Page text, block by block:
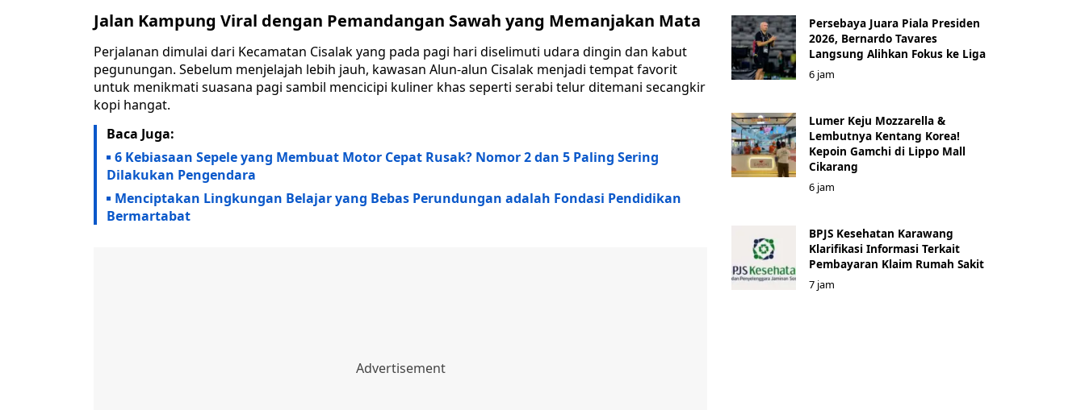
Jalan Kampung Viral dengan Pemandangan Sawah yang Memanjakan Mata
Perjalanan dimulai dari Kecamatan Cisalak yang pada pagi hari diselimuti udara dingin dan kabut
pegunungan. Sebelum menjelajah lebih jauh, kawasan Alun-alun Cisalak menjadi tempat favorit
untuk menikmati suasana pagi sambil mencicipi kuliner khas seperti serabi telur ditemani secangkir
kopi hangat.
Baca Juga:
6 Kebiasaan Sepele yang Membuat Motor Cepat Rusak? Nomor 2 dan 5 Paling Sering
Dilakukan Pengendara
‎Menciptakan Lingkungan Belajar yang Bebas Perundungan adalah Fondasi Pendidikan
Bermartabat
Persebaya Juara Piala Presiden
2026, Bernardo Tavares
Langsung Alihkan Fokus ke Liga
6 jam
Lumer Keju Mozzarella &
Lembutnya Kentang Korea!
Kepoin Gamchi di Lippo Mall
Cikarang
6 jam
BPJS Kesehatan Karawang
Klarifikasi Informasi Terkait
Pembayaran Klaim Rumah Sakit
7 jam